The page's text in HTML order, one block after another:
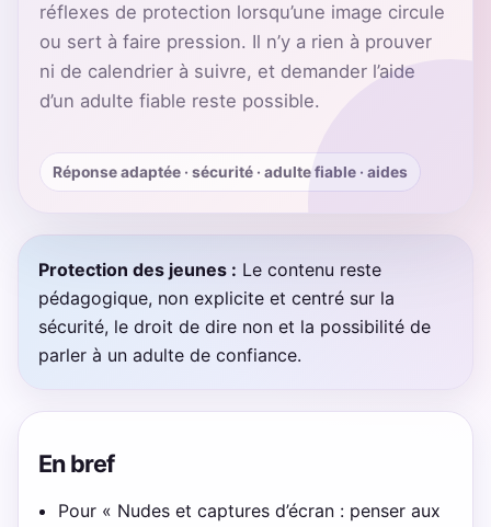
réflexes de protection lorsqu’une image circule
ou sert à faire pression. Il n’y a rien à prouver
ni de calendrier à suivre, et demander l’aide
d’un adulte fiable reste possible.
Réponse adaptée · sécurité · adulte fiable · aides
Protection des jeunes : Le contenu reste
pédagogique, non explicite et centré sur la
sécurité, le droit de dire non et la possibilité de
parler à un adulte de confiance.
En bref
Pour « Nudes et captures d’écran : penser aux